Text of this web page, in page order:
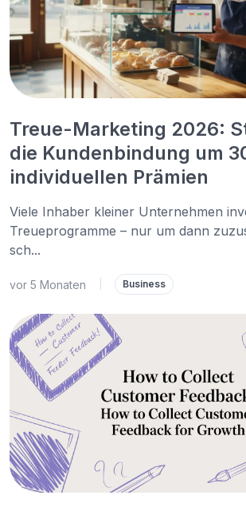
Treue-Marketing 2026:
die Kundenbindung um
individuellen Prämien
Viele Inhaber kleiner Unternehmen
Treueprogramme – nur um dann
sch...
vor 5 Monaten Business